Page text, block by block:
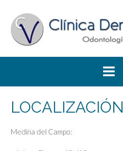
contenido
LOCALIZACIÓN
Medina del Campo: